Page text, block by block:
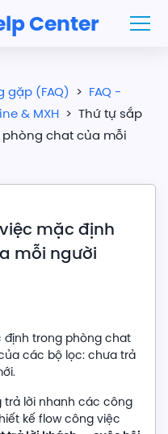
Center
gặp (FAQ) > FAQ -
& MXH > Thứ tự sắp
chat của mỗi
mặc định
mỗi người
định trong phòng chat
các bộ lọc: chưa trả
trả lời nhanh các công
kế flow công việc